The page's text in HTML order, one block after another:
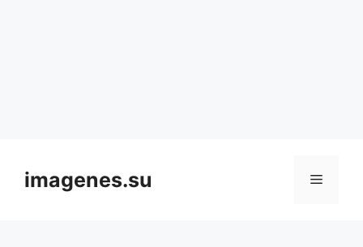
contentimagenes.su Menu